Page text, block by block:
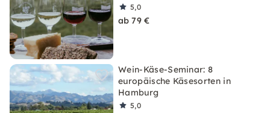
5,0
ab 79 €
Wein-Käse-Seminar: 8
europäische Käsesorten in
Hamburg
5,0